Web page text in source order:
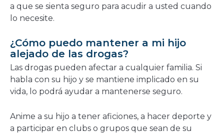
a que se sienta seguro para acudir a usted cuando
lo necesite.
¿Cómo puedo mantener a mi hijo
alejado de las drogas?
Las drogas pueden afectar a cualquier familia. Si
habla con su hijo y se mantiene implicado en su
vida, lo podrá ayudar a mantenerse seguro.
Anime a su hijo a tener aficiones, a hacer deporte y
a participar en clubs o grupos que sean de su